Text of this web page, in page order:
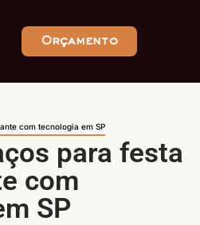
Orçamento
com tecnologia em SP
para festa
com
SP